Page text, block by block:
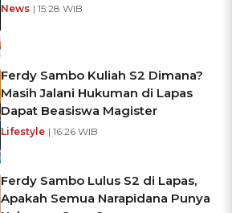
News | 15:28 WIB
Ferdy Sambo Kuliah S2 Dimana?
Masih Jalani Hukuman di Lapas
Dapat Beasiswa Magister
Lifestyle | 16:26 WIB
Ferdy Sambo Lulus S2 di Lapas,
Apakah Semua Narapidana Punya